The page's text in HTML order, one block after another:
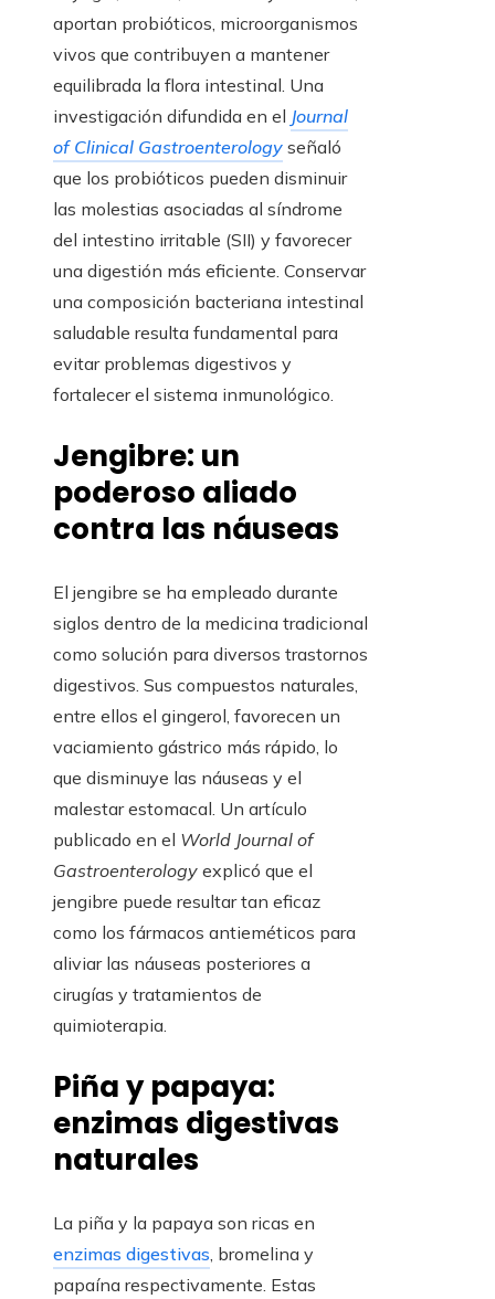
aportan probióticos, microorganismos
vivos que contribuyen a mantener
equilibrada la flora intestinal. Una
investigación difundida en el Journal
of Clinical Gastroenterology señaló
que los probióticos pueden disminuir
las molestias asociadas al síndrome
del intestino irritable (SII) y favorecer
una digestión más eficiente. Conservar
una composición bacteriana intestinal
saludable resulta fundamental para
evitar problemas digestivos y
fortalecer el sistema inmunológico.
Jengibre: un
poderoso aliado
contra las náuseas
El jengibre se ha empleado durante
siglos dentro de la medicina tradicional
como solución para diversos trastornos
digestivos. Sus compuestos naturales,
entre ellos el gingerol, favorecen un
vaciamiento gástrico más rápido, lo
que disminuye las náuseas y el
malestar estomacal. Un artículo
publicado en el World Journal of
Gastroenterology explicó que el
jengibre puede resultar tan eficaz
como los fármacos antieméticos para
aliviar las náuseas posteriores a
cirugías y tratamientos de
quimioterapia.
Piña y papaya:
enzimas digestivas
naturales
La piña y la papaya son ricas en
enzimas digestivas, bromelina y
papaína respectivamente. Estas